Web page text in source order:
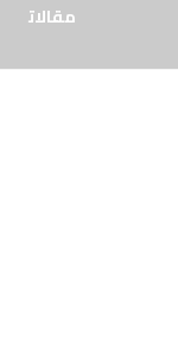
مقالات